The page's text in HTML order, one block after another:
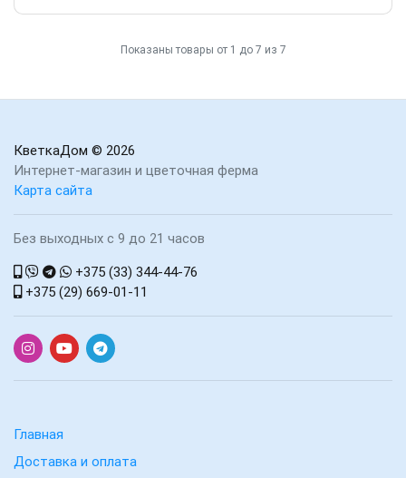
Показаны товары от 1 до 7 из 7
КветкаДом © 2026
Интернет-магазин и цветочная ферма
Карта сайта
Без выходных с 9 до 21 часов
+375 (33) 344-44-76
+375 (29) 669-01-11
Главная
Доставка и оплата